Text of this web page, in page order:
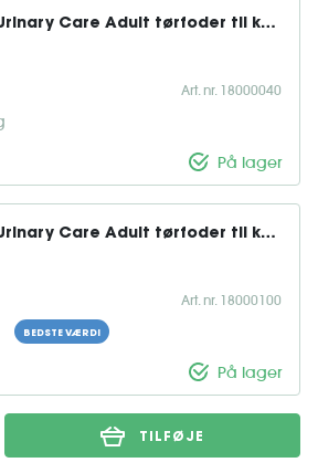
Care Adult tørfoder til kat
Art. nr. 18000040
På lager
Care Adult tørfoder til kat
BEDSTE VÆRDI
Art. nr. 18000100
På lager
TILFØJE